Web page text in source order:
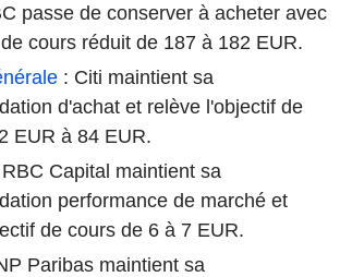
passe de conserver à acheter avec
cours réduit de 187 à 182 EUR.
: Citi maintient sa
d'achat et relève l'objectif de
EUR à 84 EUR.
Capital maintient sa
performance de marché et
de cours de 6 à 7 EUR.
Paribas maintient sa